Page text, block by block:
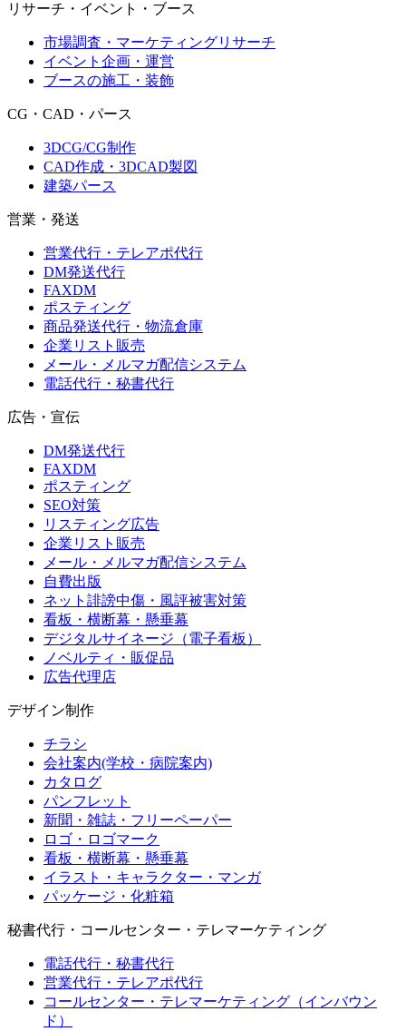
リサーチ・イベント・ブース
市場調査・マーケティングリサーチ
イベント企画・運営
ブースの施工・装飾
CG・CAD・パース
3DCG/CG制作
CAD作成・3DCAD製図
建築パース
営業・発送
営業代行・テレアポ代行
DM発送代行
FAXDM
ポスティング
商品発送代行・物流倉庫
企業リスト販売
メール・メルマガ配信システム
電話代行・秘書代行
広告・宣伝
DM発送代行
FAXDM
ポスティング
SEO対策
リスティング広告
企業リスト販売
メール・メルマガ配信システム
自費出版
ネット誹謗中傷・風評被害対策
看板・横断幕・懸垂幕
デジタルサイネージ（電子看板）
ノベルティ・販促品
広告代理店
デザイン制作
チラシ
会社案内(学校・病院案内)
カタログ
パンフレット
新聞・雑誌・フリーペーパー
ロゴ・ロゴマーク
看板・横断幕・懸垂幕
イラスト・キャラクター・マンガ
パッケージ・化粧箱
秘書代行・コールセンター・テレマーケティング
電話代行・秘書代行
営業代行・テレアポ代行
コールセンター・テレマーケティング（インバウン
ド）